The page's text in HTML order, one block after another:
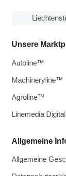
Allgemeine
Allgemeine
Unsere
Autoline™
Machineryline™
Agroline™
Linemedia